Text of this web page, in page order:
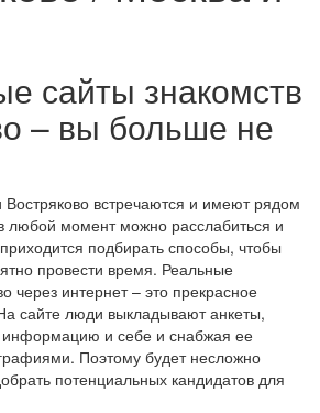
сайты знакомств
– вы больше не
встречаются и имеют рядом
любой момент можно расслабиться и
подбирать способы, чтобы
провести время. Реальные
через интернет – это прекрасное
сайте люди выкладывают анкеты,
и себе и снабжая ее
Поэтому будет несложно
потенциальных кандидатов для